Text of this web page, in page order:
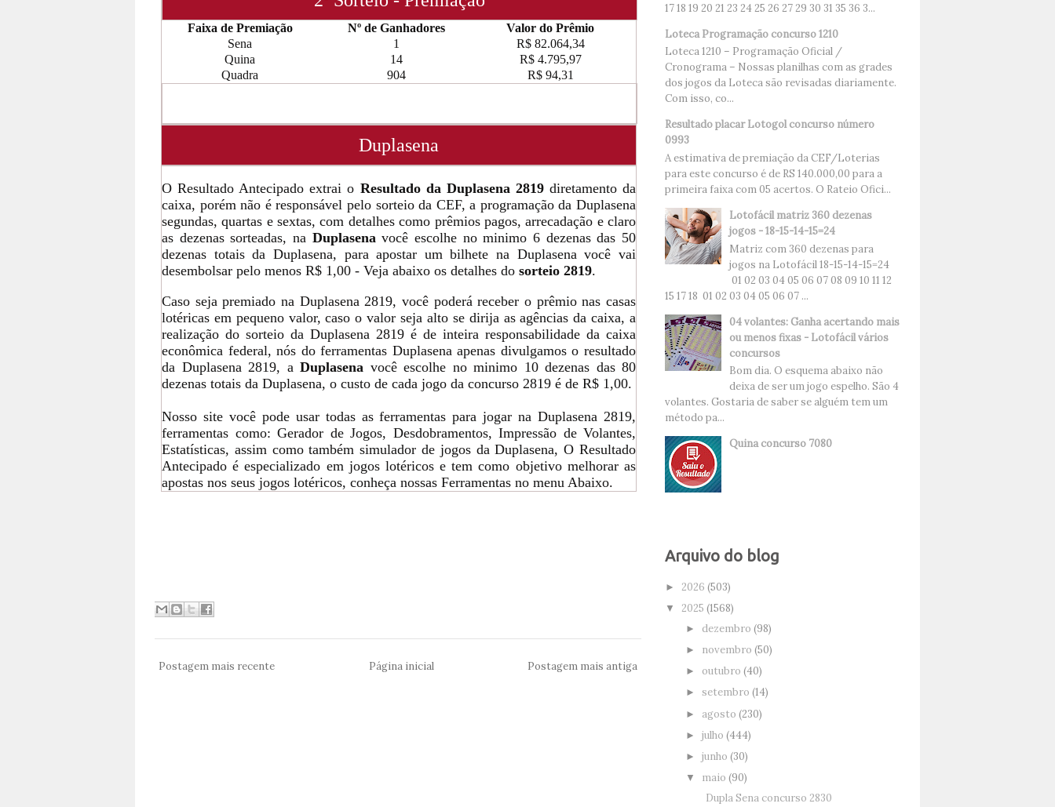
Postagem mais recente Postagem mais antiga
Página inicial
17 18 19 20 21 23 24 25 26 27 29 30 31 35 36 3...
Loteca Programação concurso 1210
Loteca 1210 – Programação Oficial /
Cronograma – Nossas planilhas com as grades
dos jogos da Loteca são revisadas diariamente.
Com isso, co...
Resultado placar Lotogol concurso número
0993
A estimativa de premiação da CEF/Loterias
para este concurso é de RS 140.000,00 para a
primeira faixa com 05 acertos. O Rateio Ofici...
Lotofácil matriz 360 dezenas
jogos - 18-15-14-15=24
Matriz com 360 dezenas para
jogos na Lotofácil 18-15-14-15=24
01 02 03 04 05 06 07 08 09 10 11 12
15 17 18 01 02 03 04 05 06 07 ...
04 volantes: Ganha acertando mais
ou menos fixas - Lotofácil vários
concursos
Bom dia. O esquema abaixo não
deixa de ser um jogo espelho. São 4
volantes. Gostaria de saber se alguém tem um
método pa...
Quina concurso 7080
Arquivo do blog
► 2026 (503)
▼ 2025 (1568)
► dezembro (98)
► novembro (50)
► outubro (40)
► setembro (14)
► agosto (230)
► julho (444)
► junho (30)
▼ maio (90)
Dupla Sena concurso 2830